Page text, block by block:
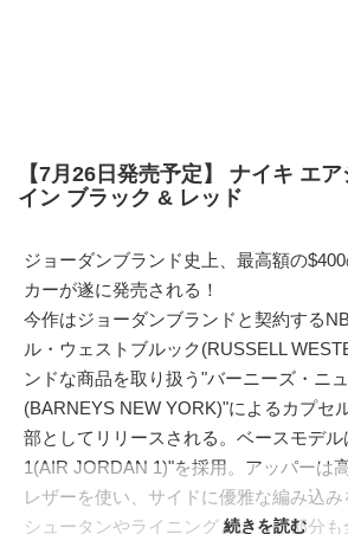
【7月26日発売予定】 ナイキ エ
イン ブラック & レッド
ジョーダンブランド史上、最高額の
カーが遂に発売される！
今作はジョーダンブランドと契約する
ル・ウェストブルック(RUSSELL
ンドな商品を取り扱う"バーニーズ・ニ
(BARNEYS NEW YORK)"によるカプセ
部としてリリースされる。ベースモデ
1(AIR JORDAN 1)"を採用。アッパーは
レザーを使い、サイドに優雅な編み込
シュータンやライニングといった部分
続きを読む